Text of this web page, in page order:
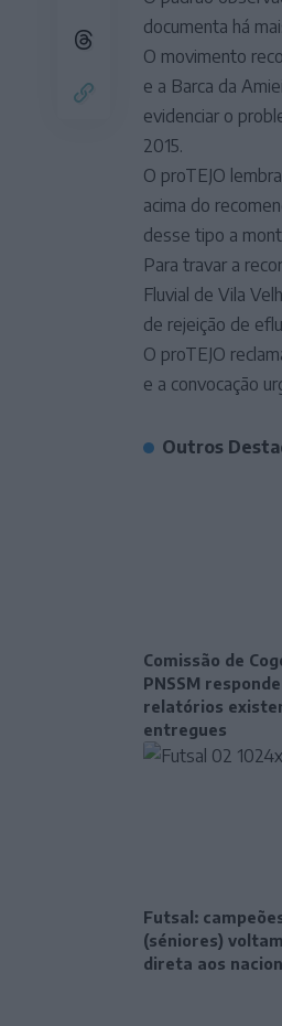
documenta há
O movimento
e a Barca da
evidenciar o
2015.
O proTEJO
acima do
desse tipo a
Para travar a
Fluvial de Vila
de rejeição de
O proTEJO
e a convocação
Outros
Comissão de
PNSSM
relatórios
entregues
Futsal:
(séniores)
direta aos